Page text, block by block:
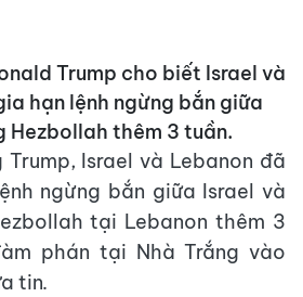
Trump cho biết Israel và
hạn lệnh ngừng bắn giữa
Hezbollah thêm 3 tuần.
Israel và Lebanon đã
ngừng bắn giữa Israel và
tại Lebanon thêm 3
phán tại Nhà Trắng vào
tin.